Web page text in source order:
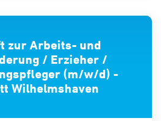
zur Arbeits- und
/ Erzieher /
(m/w/d) -
Wilhelmshaven